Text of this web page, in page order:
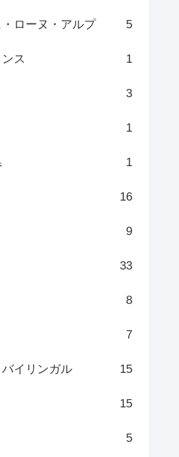
ローヌ・アルプ 5
ス 1
3
1
1
16
9
33
8
7
イリンガル 15
15
5